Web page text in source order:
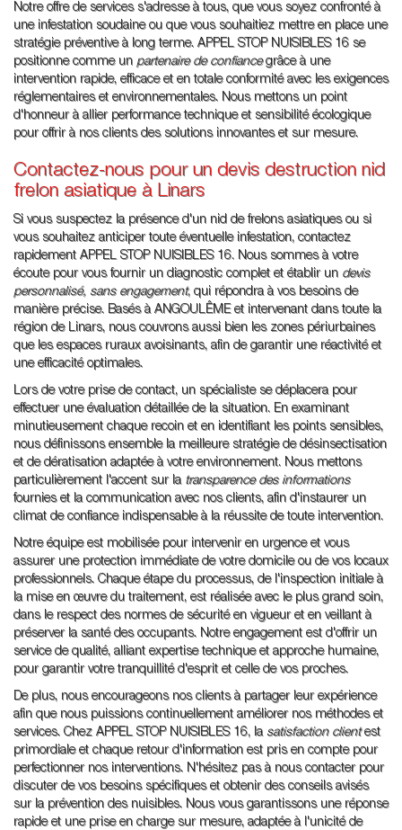
Notre offre de services s'adresse à tous, que vous soyez confronté à
une infestation soudaine ou que vous souhaitiez mettre en place une
stratégie préventive à long terme. APPEL STOP NUISIBLES 16 se
positionne comme un partenaire de confiancegrâce à une
intervention rapide, efficace et en totale conformité avec les exigences
réglementaires et environnementales. Nous mettons un point
d'honneur à allier performance technique et sensibilité écologique
pour offrir à nos clients des solutions innovantes et sur mesure.
Contactez-nous pour un devis destruction nid
frelon asiatique à Linars
Si vous suspectez la présence d'un nid de frelons asiatiques ou si
vous souhaitez anticiper toute éventuelle infestation, contactez
rapidement APPEL STOP NUISIBLES 16. Nous sommes à votre
écoute pour vous fournir un diagnostic complet et établir un devis
personnalisé, sans engagement, qui répondra à vos besoins de
manière précise. Basés à ANGOULÊME et intervenant dans toute la
région de Linars, nous couvrons aussi bien les zones périurbaines
que les espaces ruraux avoisinants, afin de garantir une réactivité et
une efficacité optimales.
Lors de votre prise de contact, un spécialiste se déplacera pour
effectuer une évaluation détaillée de la situation. En examinant
minutieusement chaque recoin et en identifiant les points sensibles,
nous définissons ensemble la meilleure stratégie de désinsectisation
et de dératisation adaptée à votre environnement. Nous mettons
particulièrement l'accent sur la transparence des informations
fournies et la communication avec nos clients, afin d'instaurer un
climat de confiance indispensable à la réussite de toute intervention.
Notre équipe est mobilisée pour intervenir en urgence et vous
assurer une protection immédiate de votre domicile ou de vos locaux
professionnels. Chaque étape du processus, de l'inspection initiale à
la mise en œuvre du traitement, est réalisée avec le plus grand soin,
dans le respect des normes de sécurité en vigueur et en veillant à
préserver la santé des occupants. Notre engagement est d'offrir un
service de qualité, alliant expertise technique et approche humaine,
pour garantir votre tranquillité d'esprit et celle de vos proches.
De plus, nous encourageons nos clients à partager leur expérience
afin que nous puissions continuellement améliorer nos méthodes et
services. Chez APPEL STOP NUISIBLES 16, la satisfaction clientest
primordiale et chaque retour d'information est pris en compte pour
perfectionner nos interventions. N'hésitez pas à nous contacter pour
discuter de vos besoins spécifiques et obtenir des conseils avisés
sur la prévention des nuisibles. Nous vous garantissons une réponse
rapide et une prise en charge sur mesure, adaptée à l'unicité de